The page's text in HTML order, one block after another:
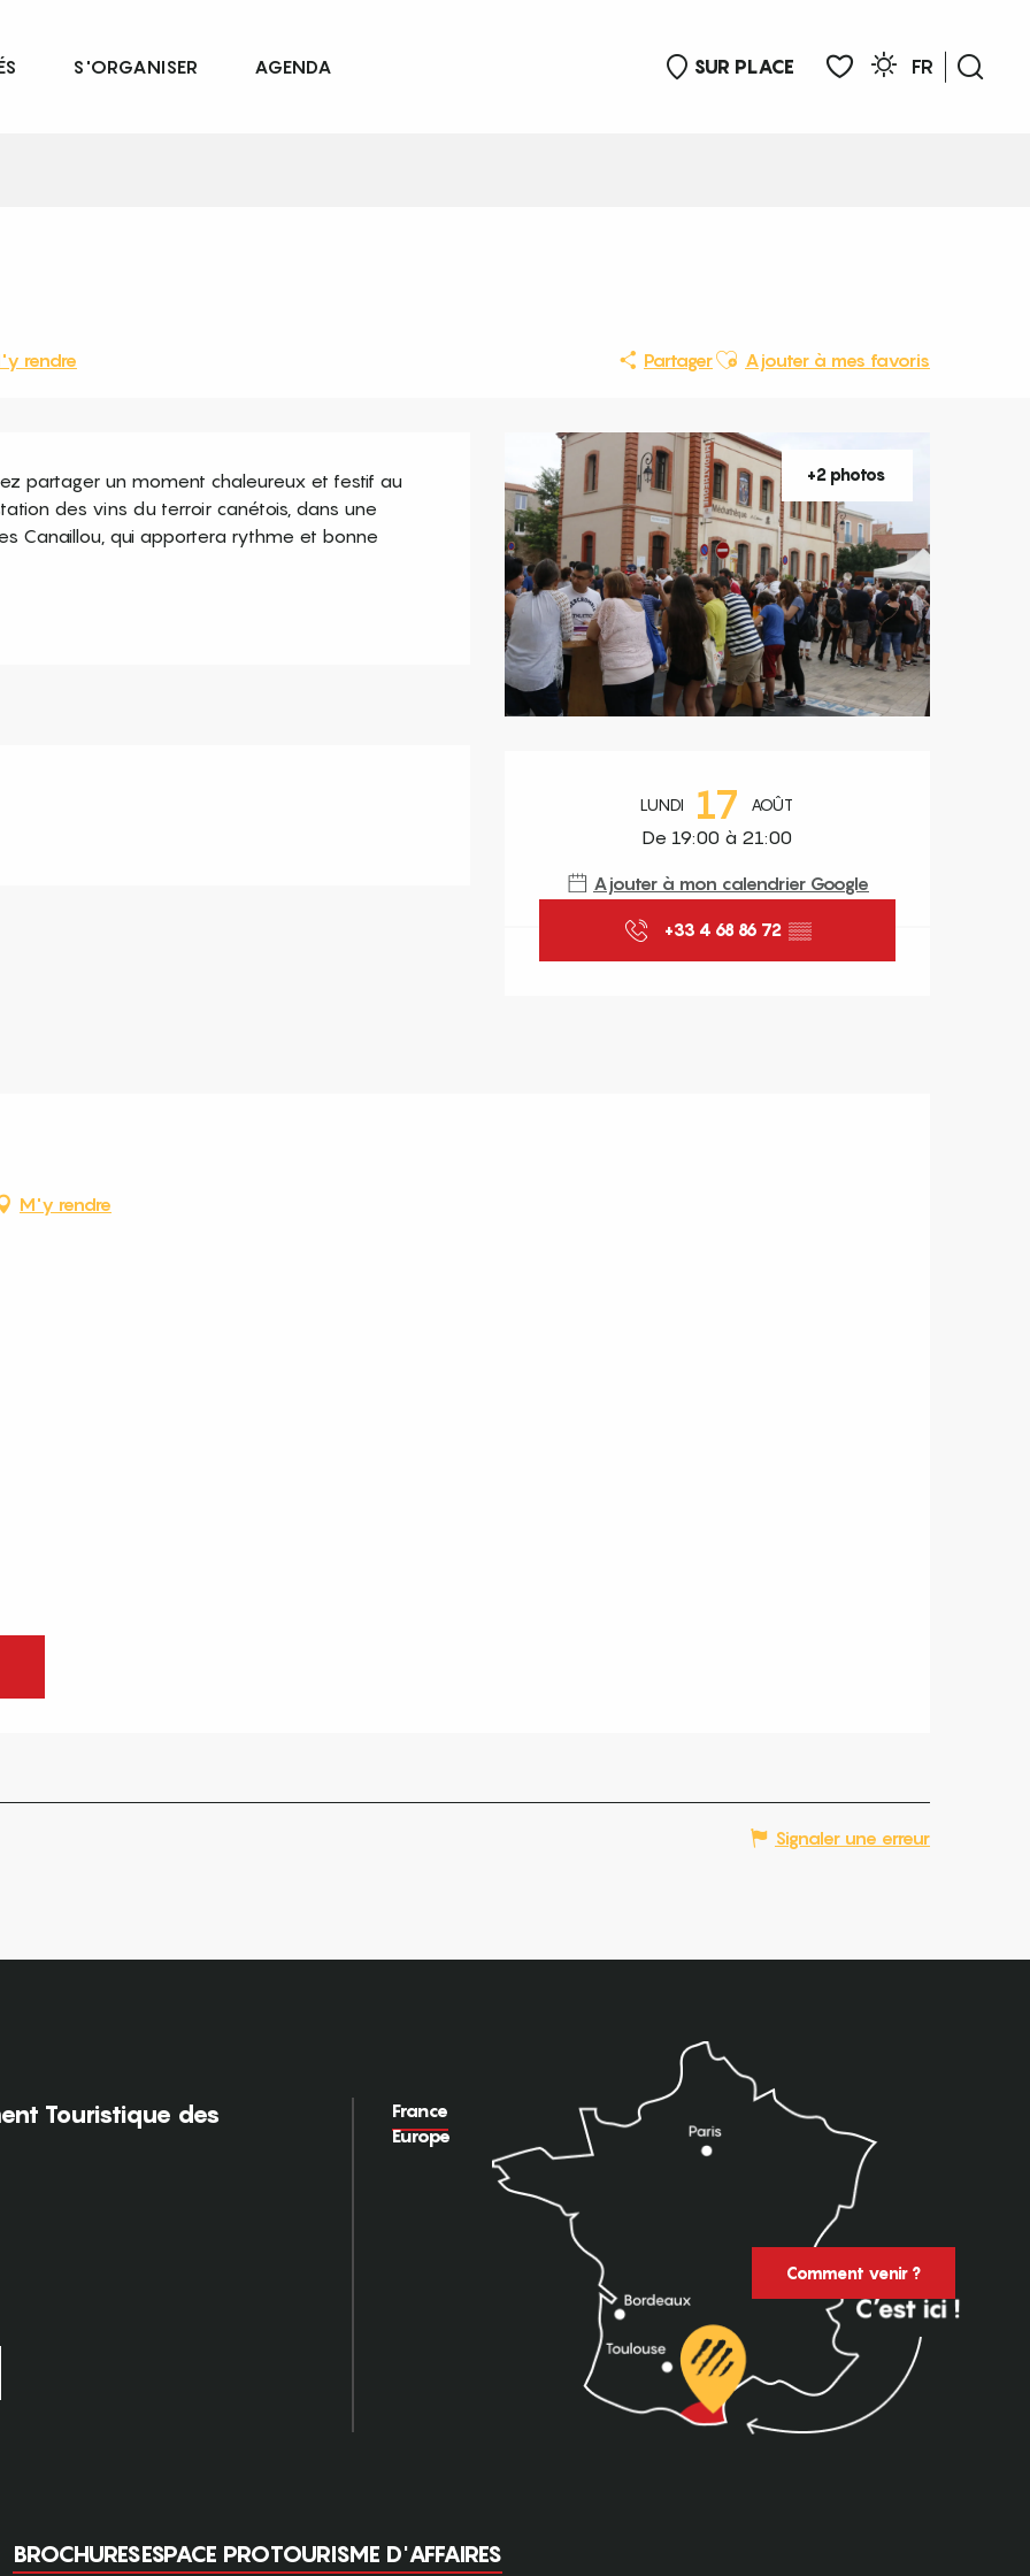
SUR PLACE
FR
S'ORGANISER AGENDA
rendre PartagerAjouter aux favoris
Ajouter à mes favoris
+2 photos
Ouverture et coordonnées
LUNDI 17 AOÛT
De 19:00 à 21:00
Ajouter à mon calendrier Google
+33 4 68 86 72 ▒▒
partager un moment chaleureux et festif au
des vins du terroir canétois, dans une
Canaillou, qui apportera rythme et bonne
M'y rendre
Signaler une erreur
Touristique des
France
Europe
Comment venir ?
BROCHURESESPACE PROTOURISME D'AFFAIRES